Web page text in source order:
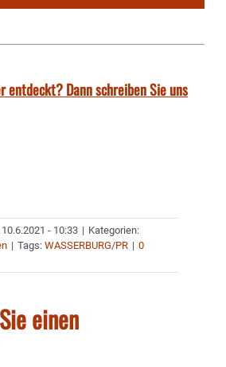
entdeckt? Dann schreiben Sie uns
10.6.2021 - 10:33 | Kategorien:
| Tags: WASSERBURG/PR | 0
einen